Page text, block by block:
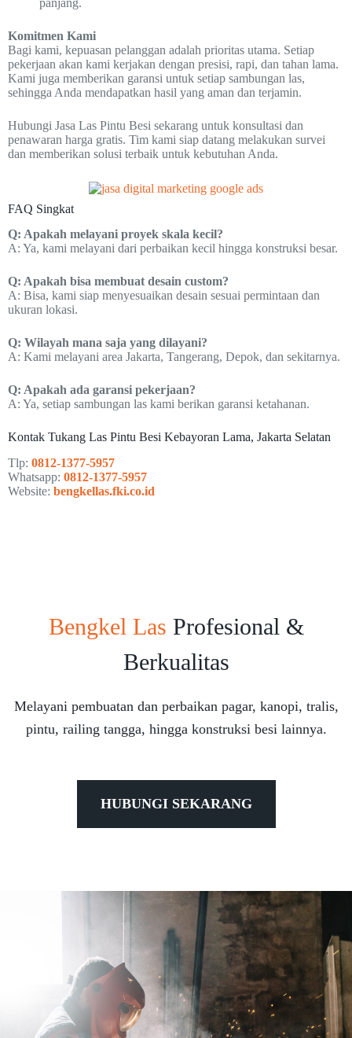
panjang.
Komitmen Kami
Bagi kami, kepuasan pelanggan adalah prioritas utama. Setiap
pekerjaan akan kami kerjakan dengan presisi, rapi, dan tahan lama.
Kami juga memberikan garansi untuk setiap sambungan las,
sehingga Anda mendapatkan hasil yang aman dan terjamin.
Hubungi Jasa Las Pintu Besi sekarang untuk konsultasi dan
penawaran harga gratis. Tim kami siap datang melakukan survei
dan memberikan solusi terbaik untuk kebutuhan Anda.
FAQ Singkat
Q: Apakah melayani proyek skala kecil?
A: Ya, kami melayani dari perbaikan kecil hingga konstruksi besar.
Q: Apakah bisa membuat desain custom?
A: Bisa, kami siap menyesuaikan desain sesuai permintaan dan
ukuran lokasi.
Q: Wilayah mana saja yang dilayani?
A: Kami melayani area Jakarta, Tangerang, Depok, dan sekitarnya.
Q: Apakah ada garansi pekerjaan?
A: Ya, setiap sambungan las kami berikan garansi ketahanan.
Kontak Tukang Las Pintu Besi Kebayoran Lama, Jakarta Selatan
Tlp: 0812-1377-5957
Whatsapp: 0812-1377-5957
Website: bengkellas.fki.co.id
Bengkel Las Profesional &
Berkualitas
Melayani pembuatan dan perbaikan pagar, kanopi, tralis,
pintu, railing tangga, hingga konstruksi besi lainnya.
HUBUNGI SEKARANG